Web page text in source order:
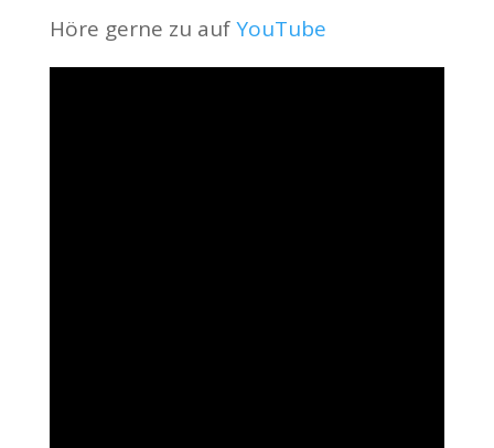
Höre gerne zu aufYouTube